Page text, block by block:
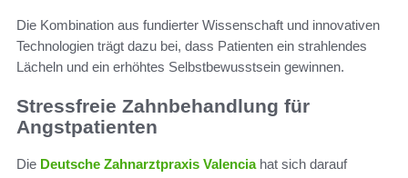
Die Kombination aus fundierter Wissenschaft und innovativen
Technologien trägt dazu bei, dass Patienten ein strahlendes
Lächeln und ein erhöhtes Selbstbewusstsein gewinnen.
Stressfreie Zahnbehandlung für
Angstpatienten
Die Deutsche Zahnarztpraxis Valenciahat sich darauf